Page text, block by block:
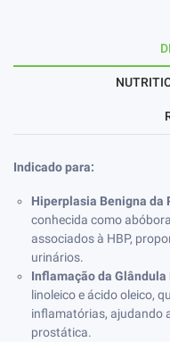
Indicado para:
Hiperplasia Benigna da
conhecida como
associados à HBP,
urinários.
Inflamação da
linoleico e ácido oleico,
inflamatórias, ajudando
prostática.